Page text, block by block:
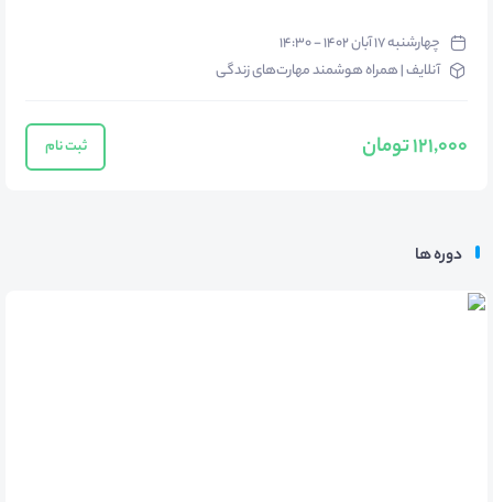
چهارشنبه ۱۷ آبان ۱۴۰۲ - ۱۴:۳۰
آنلایف | همراه هوشمند مهارت‌های زندگی
121,000 تومان ثبت نام
دوره ها